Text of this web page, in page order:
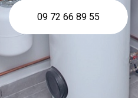
09 72 66 89 55